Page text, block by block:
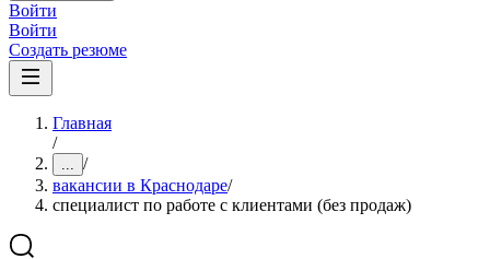
Войти
Войти
Создать резюме
Главная
/
... /
вакансии в Краснодаре/
специалист по работе с клиентами (без продаж)